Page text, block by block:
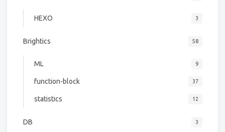
HEXO 3
Brightics 58
ML 9
function-block 37
statistics 12
DB 3